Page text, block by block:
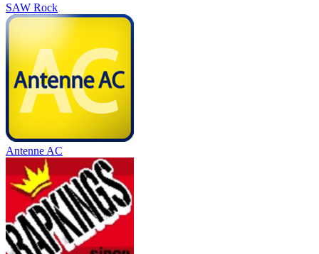
SAW Rock
Antenne AC